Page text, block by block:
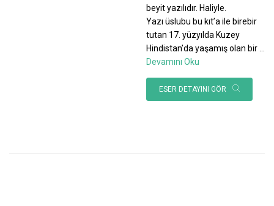
beyit yazılıdır. Haliyle.
Yazı üslubu bu kıt’a ile birebir
tutan 17. yüzyılda Kuzey
Hindistan’da yaşamış olan bir
Devamını Oku
ESER DETAYINI GÖR